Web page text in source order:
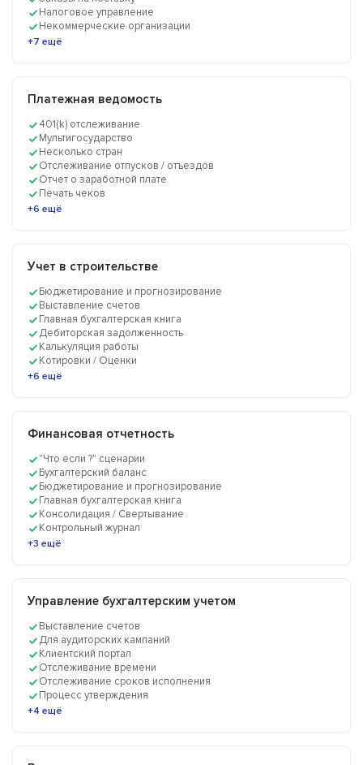
Налоговое управление
Некоммерческие организации
+7 ещё
Платежная ведомость
401(k) отслеживание
Мультигосударство
Несколько стран
Отслеживание отпусков / отъездов
Отчет о заработной плате
Печать чеков
+6 ещё
Учет в строительстве
Бюджетирование и прогнозирование
Выставление счетов
Главная бухгалтерская книга
Дебиторская задолженность
Калькуляция работы
Котировки / Оценки
+6 ещё
Финансовая отчетность
"Что если ?" сценарии
Бухгалтерский баланс
Бюджетирование и прогнозирование
Главная бухгалтерская книга
Консолидация / Свертывание
Контрольный журнал
+3 ещё
Управление бухгалтерским учетом
Выставление счетов
Для аудиторских кампаний
Клиентский портал
Отслеживание времени
Отслеживание сроков исполнения
Процесс утверждения
+4 ещё